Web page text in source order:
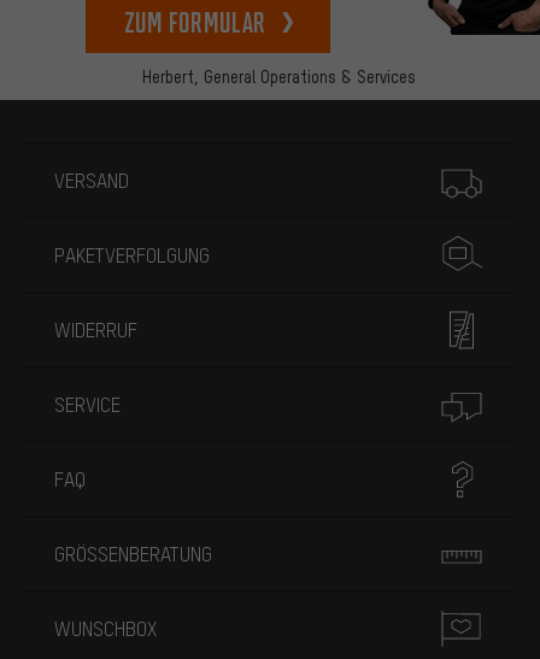
Herbert, General Operations & Services
zum Formular
VERSAND
PAKETVERFOLGUNG
WIDERRUF
SERVICE
FAQ
GRÖSSENBERATUNG
WUNSCHBOX